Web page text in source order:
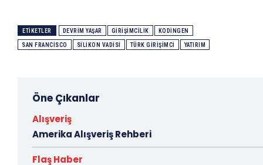
ETIKETLER DEVRIM YAŞAR GIRIŞIMCILIK KODINGEN
SAN FRANCISCO SILIKON VADISI TÜRK GIRIŞIMCI YATIRIM
Öne Çıkanlar
Alışveriş
Amerika Alışveriş Rehberi
Flaş Haber